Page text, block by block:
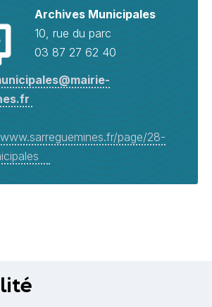
Archives Municipales
10, rue du parc
03 87 27 62 40
page/28-